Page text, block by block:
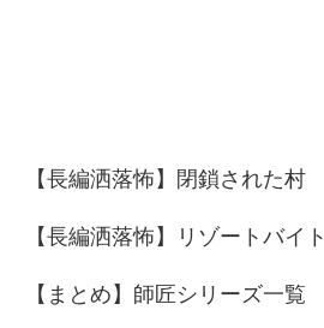
【長編洒落怖】閉鎖された村
【長編洒落怖】リゾートバイト
【まとめ】師匠シリーズ一覧